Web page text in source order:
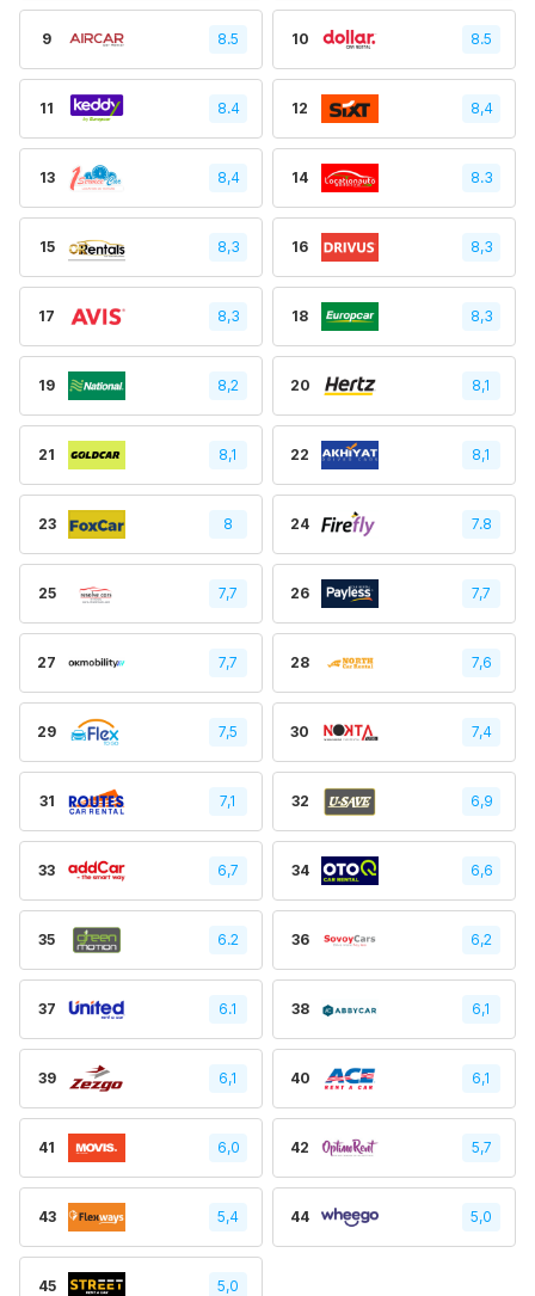
9 8.5 10 8.5
11 8.4 12 8,4
13 8,4 14 8.3
15 8,3 16 8,3
17 8,3 18 8,3
19 8,2 20 8,1
21 8,1 22 8,1
23 8 24 7.8
25 7,7 26 7,7
27 7,7 28 7,6
29 7,5 30 7,4
31 7,1 32 6,9
33 6,7 34 6,6
35 6.2 36 6,2
37 6.1 38 6,1
39 6,1 40 6,1
41 6,0 42 5,7
43 5,4 44 5,0
45 5,0